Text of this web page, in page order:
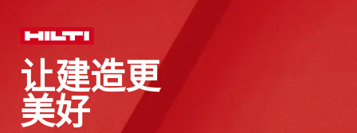
让建造更
美好